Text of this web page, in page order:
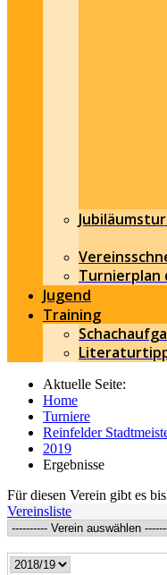
Turnierplan
Jugend
Training
Aktuelle Seite:
Home
Turniere
Reinfelder
2019
Ergebnisse
Für diesen Verein gibt es
Vereinsliste